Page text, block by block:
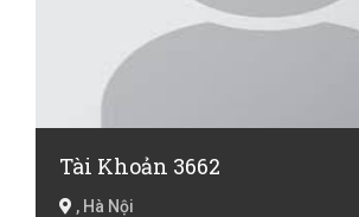
Tài Khoản 3662
, Hà Nội